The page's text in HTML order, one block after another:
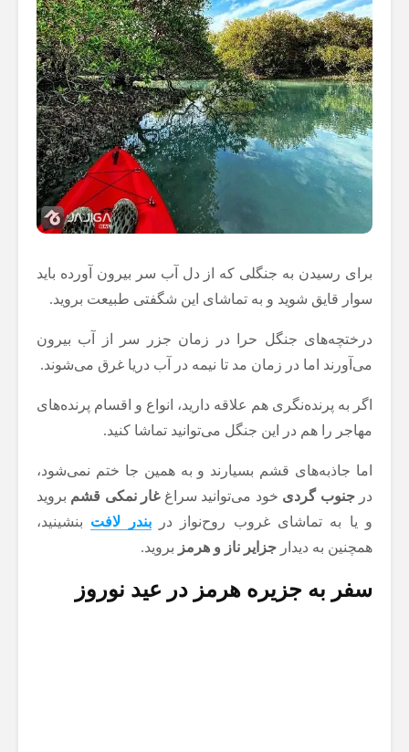
برای رسیدن به جنگلی که از دل آب سر بیرون آورده باید
سوار قایق شوید و به تماشای این شگفتی طبیعت بروید.
درختچه‌های جنگل حرا در زمان جزر سر از آب بیرون
می‌آورند اما در زمان مد تا نیمه در آب دریا غرق می‌شوند.
اگر به پرنده‌نگری هم علاقه دارید، انواع و اقسام پرنده‌های
مهاجر را هم در این جنگل می‌توانید تماشا کنید.
اما جاذبه‌های قشم بسیارند و به همین جا ختم نمی‌شود،
درجنوب گردی خود می‌توانید سراغغار نمکی قشم بروید
و یا به تماشای غروب روح‌نواز دربندر لافت بنشینید،
همچنین به دیدار جزایر ناز و هرمز بروید.
سفر به جزیره هرمز در عید نوروز